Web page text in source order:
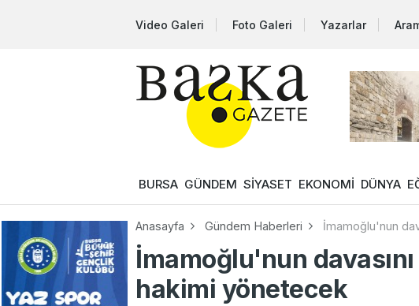
Video Galeri Foto Galeri Yazarlar
BURSA GÜNDEM SİYASET EKONOMİ DÜNYA
Anasayfa Gündem Haberleri İmamoğlu'nun
İmamoğlu'nun
hakimi yönetecek